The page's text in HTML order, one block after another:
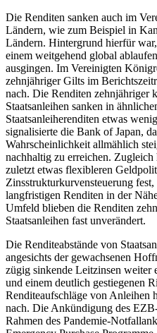
Die Renditen sanken auch im
Ländern, wie zum Beispiel in
Ländern. Hintergrund hierfür
einem weitgehend global
ausgingen. Im Vereinigten
zehnjähriger Gilts im
nach. Die Renditen zehnjähriger
Staatsanleihen sanken in
Staatsanleiherenditen etwas
signalisierte die Bank of Japan,
Wahrscheinlichkeit allmählich
nachhaltig zu erreichen.
zuletzt etwas flexibleren
Zinsstrukturkurvensteuerung
langfristigen Renditen in der
Umfeld blieben die Renditen
Staatsanleihen fast unverändert.
Die Renditeabstände von
angesichts der gewachsenen
zügig sinkende Leitzinsen weiter
und einem deutlich gestiegenen
Renditeaufschläge von Anleihen
nach. Die Ankündigung des EZB
Rahmen des Pandemie-